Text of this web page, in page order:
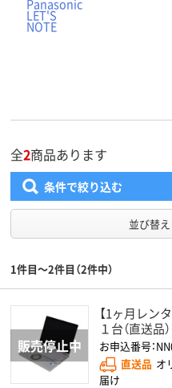
全2商品あります
条件で絞り込む
並び替え
1件目～2件目（2件中）
【1ヶ月レン
１台（直送品）
お申込番号：
直送品 オ
届け